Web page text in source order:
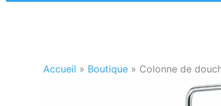
Accueil » Boutique » Colonne de